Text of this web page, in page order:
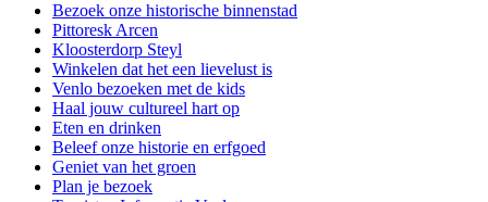
Bezoek onze historische binnenstad
Pittoresk Arcen
Kloosterdorp Steyl
Winkelen dat het een lievelust is
Venlo bezoeken met de kids
Haal jouw cultureel hart op
Eten en drinken
Beleef onze historie en erfgoed
Geniet van het groen
Plan je bezoek